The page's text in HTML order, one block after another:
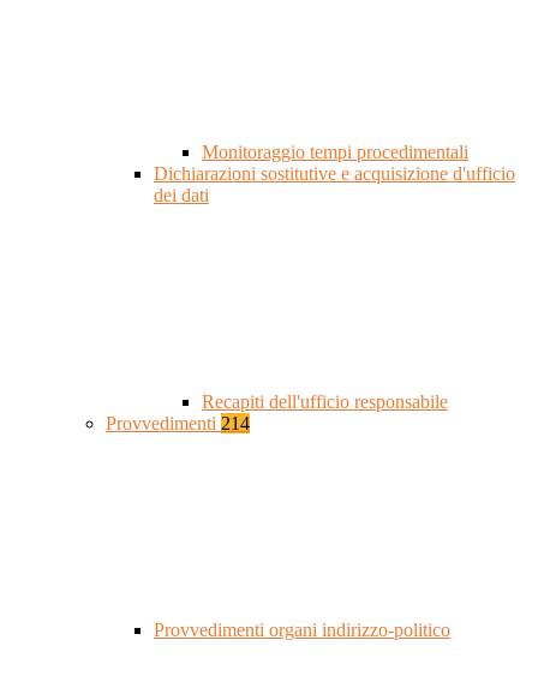
Monitoraggio tempi procedimentali
Dichiarazioni sostitutive e acquisizione d'ufficio
dei dati
Recapiti dell'ufficio responsabile
Provvedimenti 214
Provvedimenti organi indirizzo-politico